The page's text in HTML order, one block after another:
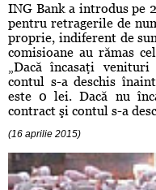
ING Bank a introdus pe
pentru retragerile de
proprie, indiferent de
comisioane au rămas
„Dacă încasaţi
contul s-a deschis
este 0 lei. Dacă nu
contract şi contul s-a
(16 aprilie 2015)